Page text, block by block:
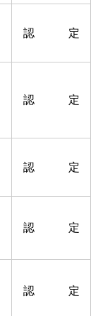
認 定
認 定
認 定
認 定
認 定